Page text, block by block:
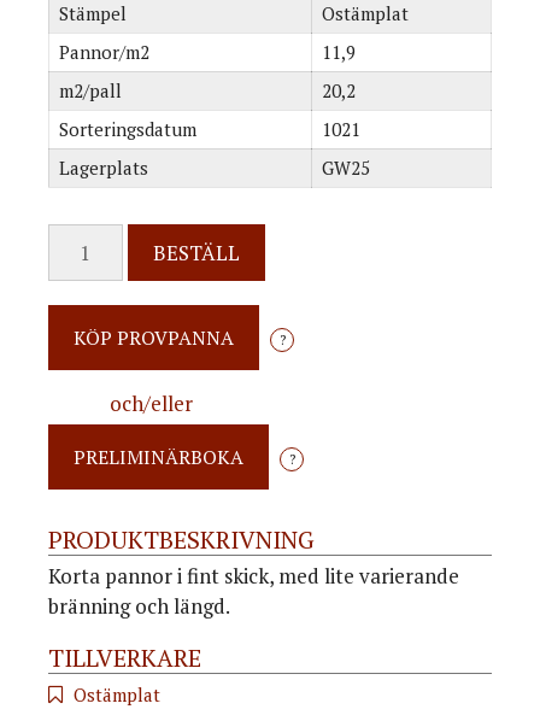
Stämpel
Ostämplat
Pannor/m2
11,9
m2/pall
20,2
Sorteringsdatum
1021
Lagerplats
GW25
BESTÄLL
?
och/eller
?
PRODUKTBESKRIVNING
Korta pannor i fint skick, med lite varierande
bränning och längd.
TILLVERKARE
Ostämplat